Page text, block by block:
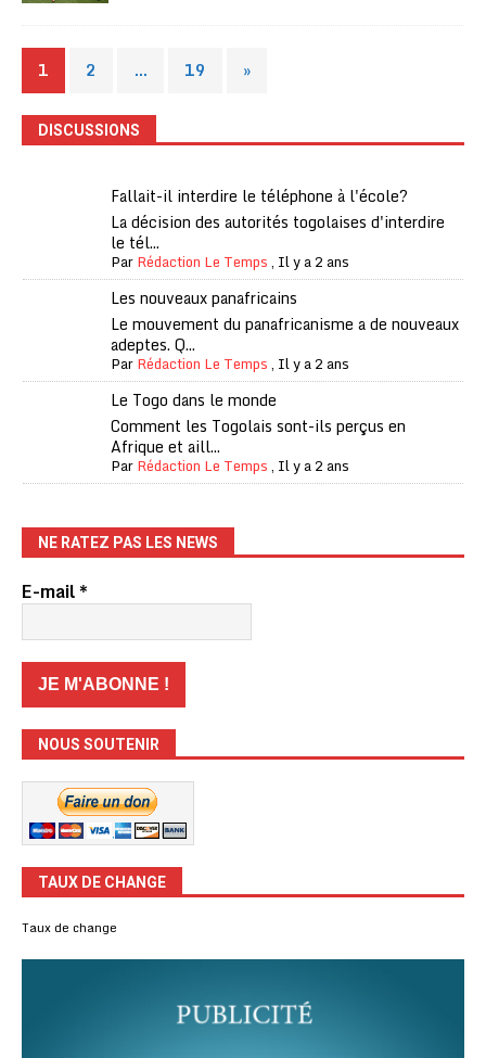
1 2 … 19 »
DISCUSSIONS
Fallait-il interdire le téléphone à l'école?
La décision des autorités togolaises d'interdire
le tél...
ParRédaction Le Temps, Il y a 2 ans
Les nouveaux panafricains
Le mouvement du panafricanisme a de nouveaux
adeptes. Q...
ParRédaction Le Temps, Il y a 2 ans
Le Togo dans le monde
Comment les Togolais sont-ils perçus en
Afrique et aill...
ParRédaction Le Temps, Il y a 2 ans
NE RATEZ PAS LES NEWS
E-mail*
NOUS SOUTENIR
TAUX DE CHANGE
Taux de change